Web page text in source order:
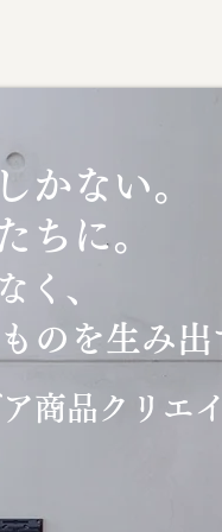
ちに。
かない。
く、
ものを生み出
商品クリエ